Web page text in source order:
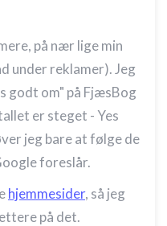
på nær lige min
under reklamer). Jeg
godt om" på FjæsBog
er steget - Yes
jeg bare at følge de
foreslår.
hjemmesider, så jeg
på det.